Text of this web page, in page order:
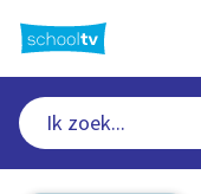
naar
hoofdinhoud